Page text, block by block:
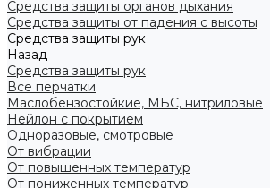
Средства защиты органов дыхания
Средства защиты от падения с высоты
Средства защиты рук
Назад
Средства защиты рук
Все перчатки
Маслобензостойкие, МБС, нитриловые
Нейлон с покрытием
Одноразовые, смотровые
От вибрации
От повышенных температур
От пониженных температур